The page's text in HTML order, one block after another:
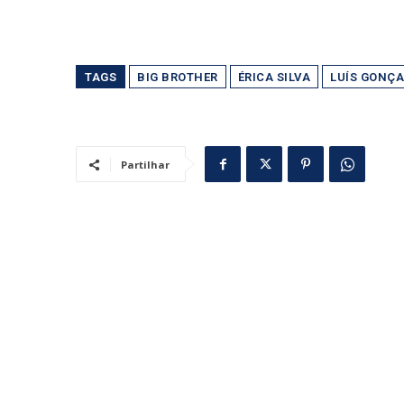
TAGS BIG BROTHER ÉRICA SILVA LUÍS
Partilhar